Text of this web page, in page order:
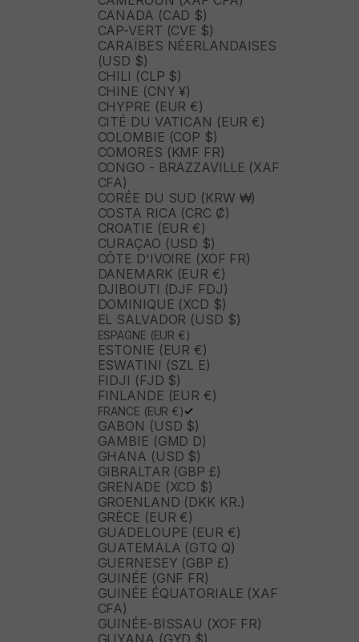
CANADA (CAD $)
CAP-VERT (CVE $)
CARAÏBES NÉERLANDAISES
(USD $)
CHILI (CLP $)
CHINE (CNY ¥)
CHYPRE (EUR €)
CITÉ DU VATICAN (EUR €)
COLOMBIE (COP $)
COMORES (KMF FR)
CONGO - BRAZZAVILLE (XAF
CFA)
CORÉE DU SUD (KRW ₩)
COSTA RICA (CRC ₡)
CROATIE (EUR €)
CURAÇAO (USD $)
CÔTE D'IVOIRE (XOF FR)
DANEMARK (EUR €)
DJIBOUTI (DJF FDJ)
DOMINIQUE (XCD $)
EL SALVADOR (USD $)
ESPAGNE (EUR €)
ESTONIE (EUR €)
ESWATINI (SZL E)
FIDJI (FJD $)
FINLANDE (EUR €)
FRANCE (EUR €)
GABON (USD $)
GAMBIE (GMD D)
GHANA (USD $)
GIBRALTAR (GBP £)
GRENADE (XCD $)
GROENLAND (DKK KR.)
GRÈCE (EUR €)
GUADELOUPE (EUR €)
GUATEMALA (GTQ Q)
GUERNESEY (GBP £)
GUINÉE (GNF FR)
GUINÉE ÉQUATORIALE (XAF
CFA)
GUINÉE-BISSAU (XOF FR)